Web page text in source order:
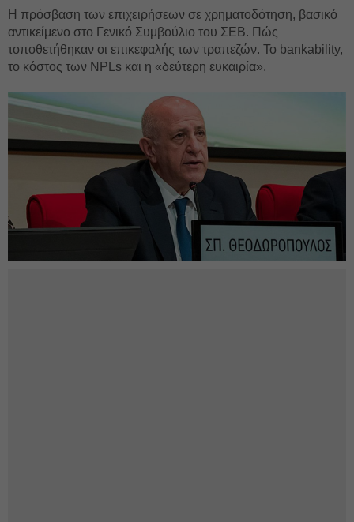
Η πρόσβαση των επιχειρήσεων σε χρηματοδότηση, βασικό
αντικείμενο στο Γενικό Συμβούλιο του ΣΕΒ. Πώς
τοποθετήθηκαν οι επικεφαλής των τραπεζών. To bankability,
το κόστος των NPLs και η «δεύτερη ευκαιρία».